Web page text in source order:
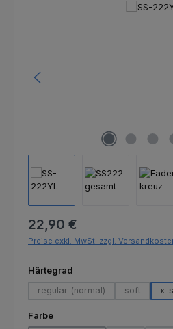
Bildergalerie überspringen
Regulärer Preis:
22,90 €
Preise exkl. MwSt. zzgl.
Härtegrad
regular (normal)
(Diese Option ist zurzeit
soft
(Diese
x-
Farbeauswählen